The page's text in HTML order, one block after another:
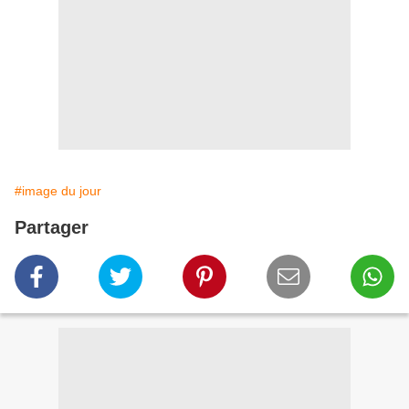
#image du jour
Partager